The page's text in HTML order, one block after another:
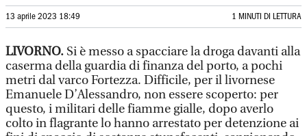
13 aprile 2023 18:49 1 MINUTI DI LETTURA
LIVORNO. Si è messo a spacciare la droga davanti alla
caserma della guardia di finanza del porto, a pochi
metri dal varco Fortezza. Difficile, per il livornese
Emanuele D’Alessandro, non essere scoperto: per
questo, i militari delle fiamme gialle, dopo averlo
colto in flagrante lo hanno arrestato per detenzione ai